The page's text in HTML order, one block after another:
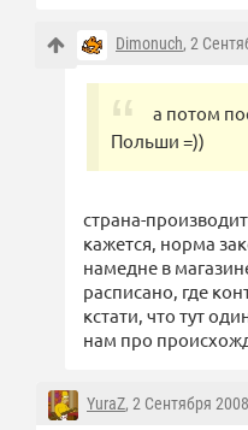
Dimonuch, 2
а потом
Польши =))
страна-
кажется, норма
намедне в
расписано, где
кстати, что тут
нам про
YuraZ, 2 Сентября